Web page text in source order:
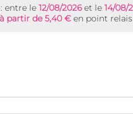
entre le 12/08/2026et le 14/08/
à partir de 5,40 € en point